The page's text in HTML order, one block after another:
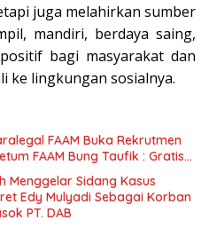
juga melahirkan sumber
mandiri, berdaya saing,
bagi masyarakat dan
ke lingkungan sosialnya.
FAAM Bung Taufik : Gratis…
Menggelar Sidang Kasus
Edy Mulyadi Sebagai Korban
PT. DAB